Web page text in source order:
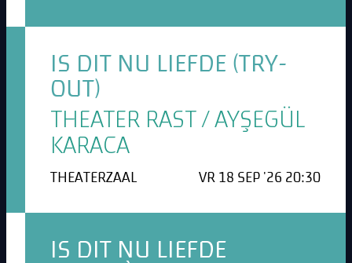
IS DIT NU LIEFDE (TRY-
OUT)
THEATER RAST / AYŞEGÜL
KARACA
THEATERZAAL VR 18 SEP '26 20:30
IS DIT NU LIEFDE